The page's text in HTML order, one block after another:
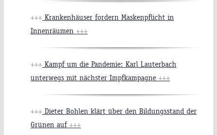
+++ Krankenhäuser fordern Maskenpflicht in
Innenräumen +++
+++ Kampf um die Pandemie: Karl Lauterbach
unterwegs mit nächster Impfkampagne +++
+++ Dieter Bohlen klärt über den Bildungsstand der
Grünen auf +++